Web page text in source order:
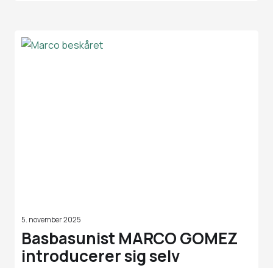
5. november 2025
Basbasunist MARCO GOMEZ
introducerer sig selv